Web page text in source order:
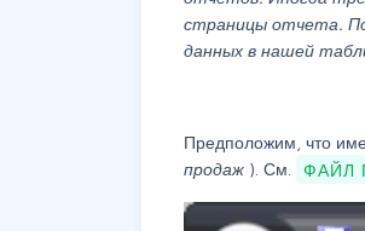
страницы отчета.
данных в нашей
Предположим, что
продаж ). См. ФАЙЛ